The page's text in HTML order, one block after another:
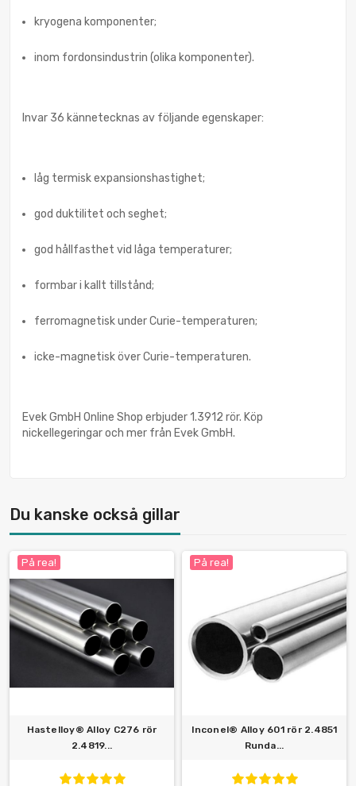
kryogena komponenter;
inom fordonsindustrin (olika komponenter).
Invar 36 kännetecknas av följande egenskaper:
låg termisk expansionshastighet;
god duktilitet och seghet;
god hållfasthet vid låga temperaturer;
formbar i kallt tillstånd;
ferromagnetisk under Curie-temperaturen;
icke-magnetisk över Curie-temperaturen.
Evek GmbH Online Shop erbjuder 1.3912 rör. Köp
nickellegeringar och mer från Evek GmbH.
Du kanske också gillar
På rea!
Hastelloy® Alloy C276 rör
2.4819...
På rea!
Inconel® Alloy 601 rör 2.4851
Runda...